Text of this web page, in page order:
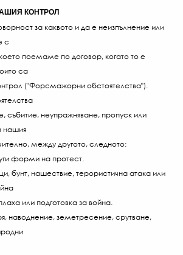
КОНТРОЛ
за каквото и да е неизпълнение или
с
поемаме по договор, когато то е
са
("Форсмажорни обстоятелства").
събитие, неупражняване, пропуск или
нашия
между другото, следното:
форми на протест.
бунт, нашествие, терористична атака или
или подготовка за война.
наводнение, земетресение, срутване,